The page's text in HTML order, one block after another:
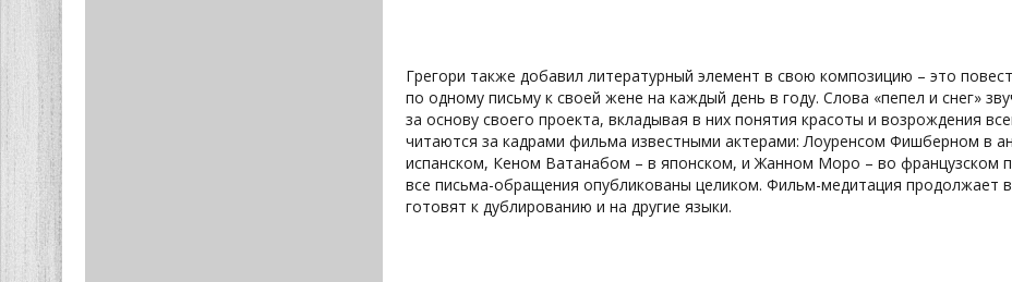
Грегори также добавил литературный элемент в свою композицию – это
по одному письму к своей жене на каждый день в году. Слова «пепел и снег»
за основу своего проекта, вкладывая в них понятия красоты и возрождения
читаются за кадрами фильма известными актерами: Лоуренсом Фишберном в
испанском, Кеном Ватанабом – в японском, и Жанном Моро – во французском
все письма-обращения опубликованы целиком. Фильм-медитация продолжает
готовят к дублированию и на другие языки.